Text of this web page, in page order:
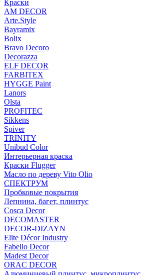
Краски
AM DECOR
Arte.Style
Bayramix
Bolix
Bravo Decoro
Decorazza
ELF DECOR
FARBITEX
HYGGE Paint
Lanors
Olsta
PROFITEC
Sikkens
Spiver
TRINITY
Unibud Color
Интерьерная краска
Краски Flugger
Масло по дереву Vito Olio
СПЕКТРУМ
Пробковые покрытия
Лепнина, багет, плинтус
Cosca Decor
DECOMASTER
DECOR-DIZAYN
Elite Décor Industry
Fabello Decor
Madest Decor
ORAC DECOR